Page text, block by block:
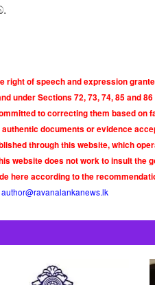
right of speech and expression
under Sections 72, 73, 74, 85 and
to correcting them based on
documents or evidence
through this website, which
website does not work to insult the
here according to the
author@ravanalankanews.lk